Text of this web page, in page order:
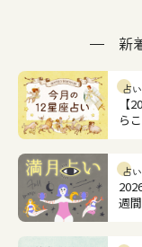
新
占
【
ら
占
週